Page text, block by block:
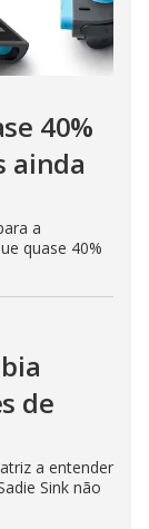
40%
ainda
a
quase 40%
de
a entender
Sink não